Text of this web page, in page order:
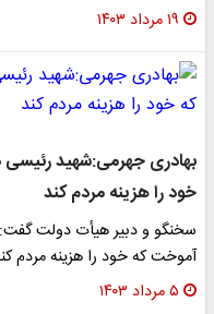
۱۹ مرداد ۱۴۰۳
بهادری جهرمی:شهید
خود را هزینه مردم کند
سخنگو و دبیر هیأت دولت
آموخت که خود را هزینه مردم
۵ مرداد ۱۴۰۳